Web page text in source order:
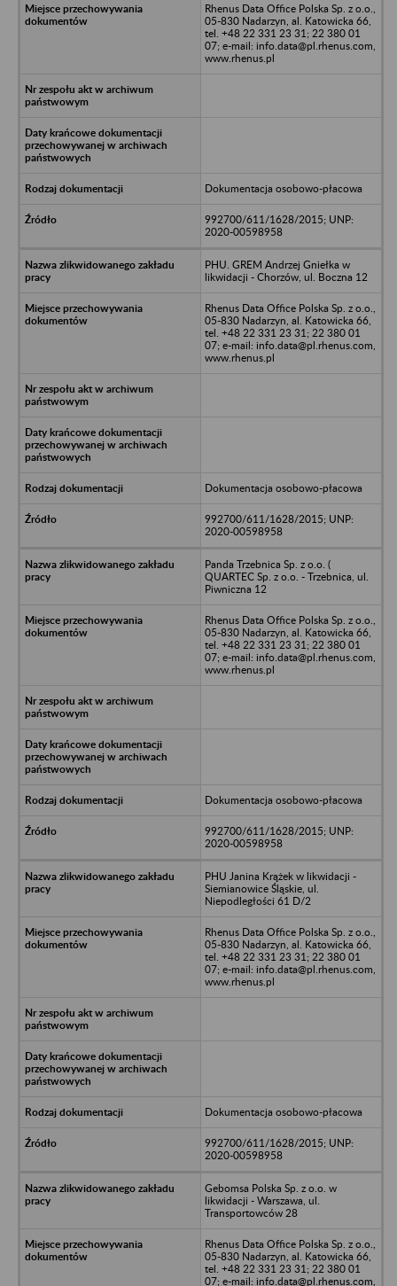
Rhenus Data Office Polska Sp. z o.o.,
05-830 Nadarzyn, al. Katowicka 66,
tel. +48 22 331 23 31; 22 380 01
07; e-mail: info.data@pl.rhenus.com,
www.rhenus.pl
Dokumentacja osobowo-płacowa
992700/611/1628/2015; UNP:
2020-00598958
PHU. GREM Andrzej Gniełka w
likwidacji - Chorzów, ul. Boczna 12
Rhenus Data Office Polska Sp. z o.o.,
05-830 Nadarzyn, al. Katowicka 66,
tel. +48 22 331 23 31; 22 380 01
07; e-mail: info.data@pl.rhenus.com,
www.rhenus.pl
Dokumentacja osobowo-płacowa
992700/611/1628/2015; UNP:
2020-00598958
Panda Trzebnica Sp. z o.o. (
QUARTEC Sp. z o.o. - Trzebnica, ul.
Piwniczna 12
Rhenus Data Office Polska Sp. z o.o.,
05-830 Nadarzyn, al. Katowicka 66,
tel. +48 22 331 23 31; 22 380 01
07; e-mail: info.data@pl.rhenus.com,
www.rhenus.pl
Dokumentacja osobowo-płacowa
992700/611/1628/2015; UNP:
2020-00598958
PHU Janina Krążek w likwidacji -
Siemianowice Śląskie, ul.
Niepodległości 61 D/2
Rhenus Data Office Polska Sp. z o.o.,
05-830 Nadarzyn, al. Katowicka 66,
tel. +48 22 331 23 31; 22 380 01
07; e-mail: info.data@pl.rhenus.com,
www.rhenus.pl
Dokumentacja osobowo-płacowa
992700/611/1628/2015; UNP:
2020-00598958
Gebomsa Polska Sp. z o.o. w
likwidacji - Warszawa, ul.
Transportowców 28
Rhenus Data Office Polska Sp. z o.o.,
05-830 Nadarzyn, al. Katowicka 66,
tel. +48 22 331 23 31; 22 380 01
07; e-mail: info.data@pl.rhenus.com,